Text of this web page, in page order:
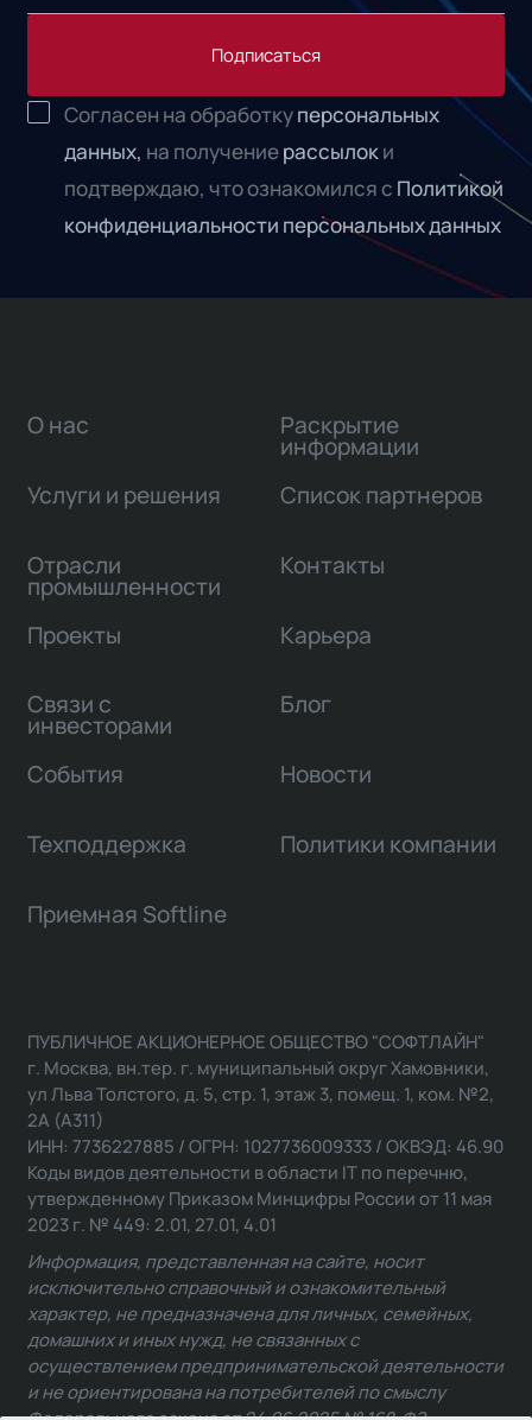
Подписаться
Согласен на обработкуперсональных
данных, на получениерассылоки
подтверждаю, что ознакомился с Политикой
конфиденциальности персональных данных
О нас
Услуги и решения
Отрасли
промышленности
Проекты
Связи с
инвесторами
Раскрытие
информации
Список партнеров
Контакты
Карьера
Блог
События Новости
Техподдержка Политики компании
Приемная Softline
ПУБЛИЧНОЕ АКЦИОНЕРНОЕ ОБЩЕСТВО "СОФТЛАЙН"
г. Москва, вн.тер. г. муниципальный округ Хамовники,
ул Льва Толстого, д. 5, стр. 1, этаж 3, помещ. 1, ком. №2,
2А (А311)
ИНН: 7736227885 / ОГРН: 1027736009333 / ОКВЭД: 46.90
Коды видов деятельности в области IT по перечню,
утвержденному Приказом Минцифры России от 11 мая
2023 г. № 449: 2.01, 27.01, 4.01
Информация, представленная на сайте, носит
исключительно справочный и ознакомительный
характер, не предназначена для личных, семейных,
домашних и иных нужд, не связанных с
осуществлением предпринимательской деятельности
и не ориентирована на потребителей по смыслу